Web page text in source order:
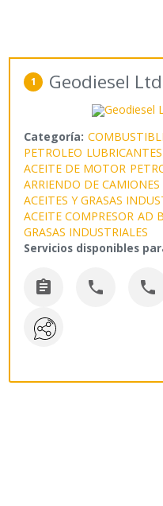
1 Geodiesel
Categoría:
PETROLEO
ACEITE DE MOTOR
ARRIENDO DE
ACEITES Y GRASAS
ACEITE COMPRESOR AD
GRASAS INDUSTRIALES
Servicios disponibles
  